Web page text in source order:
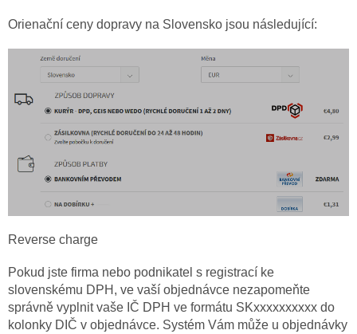
Orienační ceny dopravy na Slovensko jsou následující:
Reverse charge
Pokud jste firma nebo podnikatel s registrací ke
slovenskému DPH, ve vaší objednávce nezapomeňte
správně vyplnit vaše IČ DPH ve formátu SKxxxxxxxxxx do
kolonky DIČ v objednávce. Systém Vám může u objednávky